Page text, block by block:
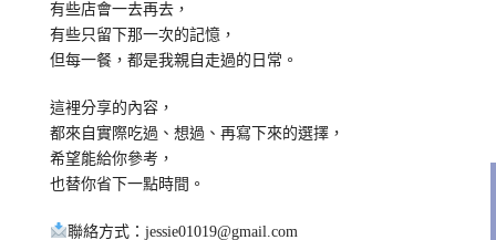
有些店會一去再去，
有些只留下那一次的記憶，
但每一餐，都是我親自走過的日常。
這裡分享的內容，
都來自實際吃過、想過、再寫下來的選擇，
希望能給你參考，
也替你省下一點時間。
聯絡方式：jessie01019@gmail.com